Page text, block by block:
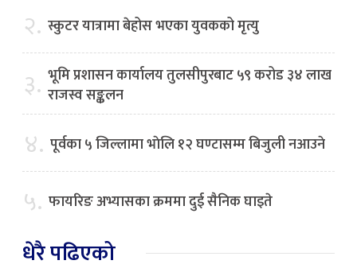
२. स्कुटर यात्रामा बेहोस भएका युवकको मृत्यु
३. भूमि प्रशासन कार्यालय तुलसीपुरबाट ५९ करोड ३४ लाख
राजस्व सङ्कलन
४. पूर्वका ५ जिल्लामा भाेलि १२ घण्टासम्म बिजुली नआउने
५. फायरिङ अभ्यासका क्रममा दुई सैनिक घाइते
धेरै पढिएको